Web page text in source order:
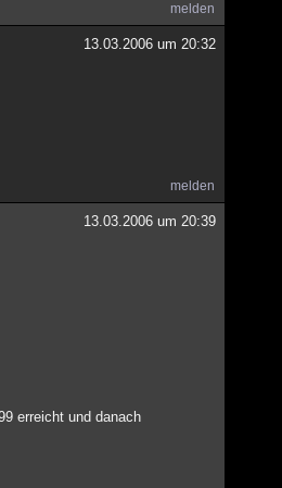
melden
13.03.2006 um 20:32
melden
13.03.2006 um 20:39
erreicht und danach